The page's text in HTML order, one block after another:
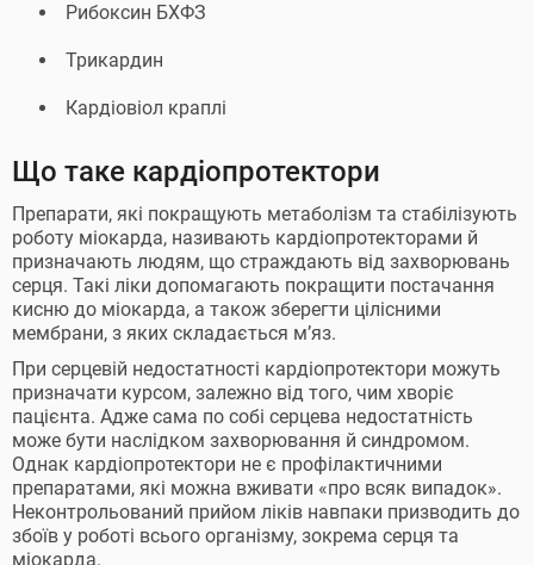
Рибоксин БХФЗ
Трикардин
Кардіовіол краплі
Що таке кардіопротектори
Препарати, які покращують метаболізм та стабілізують
роботу міокарда, називають кардіопротекторами й
призначають людям, що страждають від захворювань
серця. Такі ліки допомагають покращити постачання
кисню до міокарда, а також зберегти цілісними
мембрани, з яких складається м’яз.
При серцевій недостатності кардіопротектори можуть
призначати курсом, залежно від того, чим хворіє
пацієнта. Адже сама по собі серцева недостатність
може бути наслідком захворювання й синдромом.
Однак кардіопротектори не є профілактичними
препаратами, які можна вживати «про всяк випадок».
Неконтрольований прийом ліків навпаки призводить до
збоїв у роботі всього організму, зокрема серця та
міокарда.